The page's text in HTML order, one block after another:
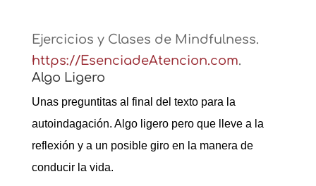
Ejercicios y Clases de Mindfulness.
https://EsenciadeAtencion.com.
Algo Ligero
Unas preguntitas al final del texto para la
autoindagación. Algo ligero pero que lleve a la
reflexión y a un posible giro en la manera de
conducir la vida.